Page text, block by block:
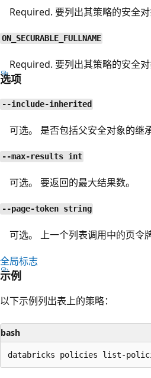
Required. 要列出其策略的安全对
ON_SECURABLE_FULLNAME
Required. 要列出其策略的安全对
选项
--include-inherited
可选。 是否包括父安全对象的继
--max-results int
可选。 要返回的最大结果数。
--page-token string
可选。 上一个列表调用中的页令牌
全局标志
示例
以下示例列出表上的策略：
bash